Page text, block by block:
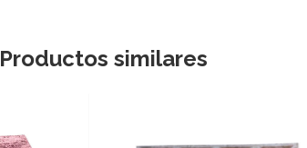
Productos similares